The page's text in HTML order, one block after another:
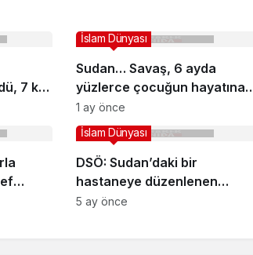
7 kişi
Sudan… Savaş, 6 ayda
yüzlerce çocuğun hayatına
mal oldu
İslam Dünyası
1 ay önce
DSÖ: Sudan’daki bir
hastaneye düzenlenen
saldırıda 13’ü çocuk olmak
İslam Dünyası
5 ay önce